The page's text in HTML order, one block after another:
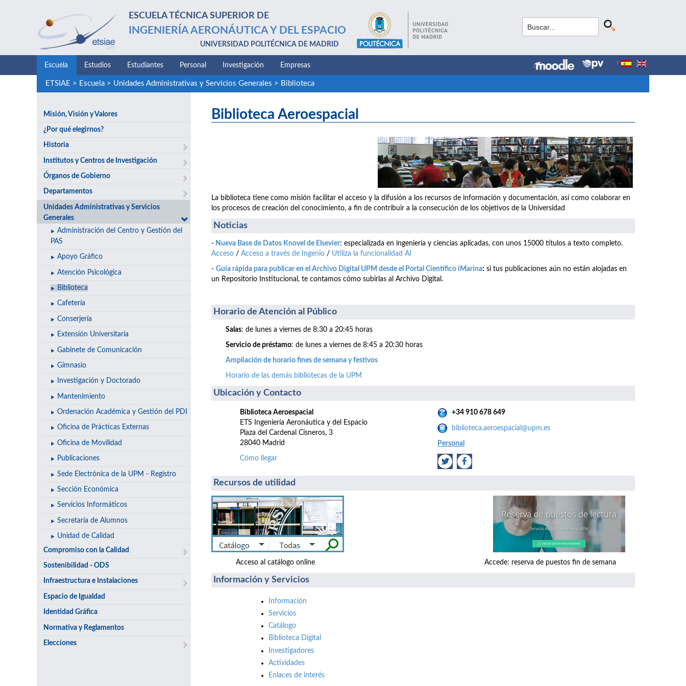
ESCUELA TÉCNICA SUPERIOR DE
INGENIERÍA AERONÁUTICA Y DEL ESPACIO
UNIVERSIDAD POLITÉCNICA DE MADRID
Escuela Estudios Estudiantes Personal Investigación Empresas
ETSIAE > Escuela> Unidades Administrativas y Servicios Generales > Biblioteca
Misión, Visión y Valores
¿Por qué elegirnos?
Historia
Institutos y Centros de Investigación
Órganos de Gobierno
Departamentos
Unidades Administrativas y Servicios
Generales
Administración del Centro y Gestión del
PAS
Apoyo Gráfico
Atención Psicológica
Biblioteca
Cafetería
Conserjería
Extensión Universitaria
Gabinete de Comunicación
Gimnasio
Investigación y Doctorado
Mantenimiento
Ordenación Académica y Gestión del PDI
Oficina de Prácticas Externas
Oficina de Movilidad
Publicaciones
Sede Electrónica de la UPM - Registro
Sección Económica
Servicios Informáticos
Secretaría de Alumnos
Unidad de Calidad
Compromiso con la Calidad
Sostenibilidad - ODS
Infraestructura e Instalaciones
Espacio de Igualdad
Identidad Gráfica
Normativa y Reglamentos
Elecciones
Biblioteca Aeroespacial
La biblioteca tiene como misión facilitar el acceso y la difusión a los recursos de información y documentación, así como colaborar en
los procesos de creación del conocimiento, a fin de contribuir a la consecución de los objetivos de la Universidad
Noticias
- Nueva Base de Datos Knovel de Elsevier: especializada en ingeniería y ciencias aplicadas, con unos 15000 títulos a texto completo.
Acceso / Acceso a través de Ingenio / Utiliza la funcionalidad AI
- Guía rápida para publicar en el Archivo Digital UPM desde el Portal Científico iMarina: si tus publicaciones aún no están alojadas en
un Repositorio Institucional, te contamos cómo subirlas al Archivo Digital.
Horario de Atención al Público
Salas: de lunes a viernes de 8:30 a 20:45 horas
Servicio de préstamo: de lunes a viernes de 8:45 a 20:30 horas
Ampliación de horario fines de semana y festivos
Horario de las demás bibliotecas de la UPM
Ubicación y Contacto
Biblioteca Aeroespacial
ETS Ingeniería Aeronáutica y del Espacio
Plaza del Cardenal Cisneros, 3
28040 Madrid
Cómo llegar
+34 910 678 649
biblioteca.aeroespacial@upm.es
Personal
Recursos de utilidad
Acceso al catálogo online Accede: reserva de puestos fin de semana
Información y Servicios
Información
Servicios
Catálogo
Biblioteca Digital
Investigadores
Actividades
Enlaces de interés